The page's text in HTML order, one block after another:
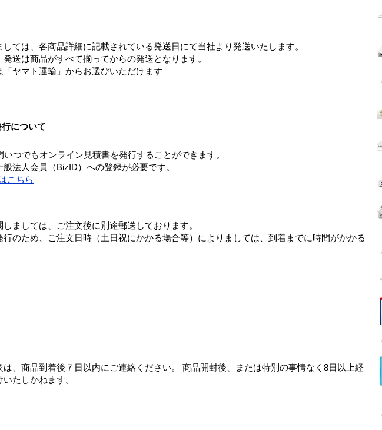
ては、各商品詳細に記載されている発送日にて当社より発送いたします。
送は商品がすべて揃ってからの発送となります。
ヤマト運輸」からお選びいただけます
について
つでもオンライン見積書を発行することができます。
法人会員（BizID）への登録が必要です。
こちら
ましては、ご注文後に別途郵送しております。
のため、ご注文日時（土日祝にかかる場合等）によりましては、到着までに時間がかかる
、商品到着後７日以内にご連絡ください。 商品開封後、または特別の事情なく8日以上経
たしかねます。